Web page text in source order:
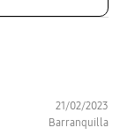
21/02/2023
Barranquilla